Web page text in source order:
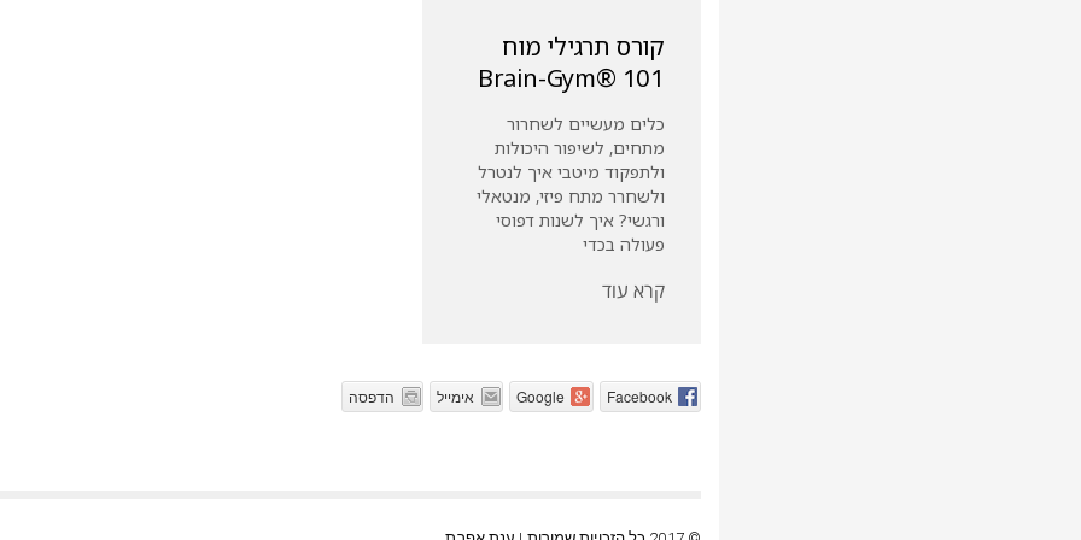
קורס תרגילי מוח
101 ®Brain-Gym
כלים מעשיים לשחרור
מתחים, לשיפור היכולות
ולתפקוד מיטבי איך לנטרל
ולשחרר מתח פיזי, מנטאלי
ורגשי? איך לשנות דפוסי
פעולה בכדי
קרא עוד
Facebook
Google אימייל הדפסה